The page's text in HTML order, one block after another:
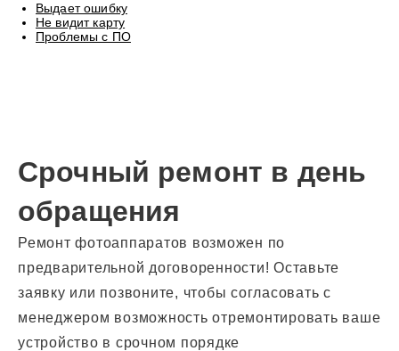
Выдает ошибку
Не видит карту
Проблемы с ПО
Срочный ремонт в день
обращения
Ремонт фотоаппаратов возможен по
предварительной договоренности! Оставьте
заявку или позвоните, чтобы согласовать с
менеджером возможность отремонтировать ваше
устройство в срочном порядке